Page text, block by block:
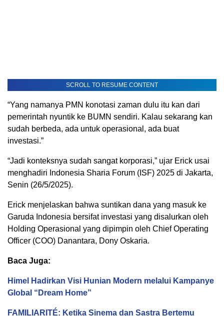
SCROLL TO RESUME CONTENT
“Yang namanya PMN konotasi zaman dulu itu kan dari
pemerintah nyuntik ke BUMN sendiri. Kalau sekarang kan
sudah berbeda, ada untuk operasional, ada buat
investasi.”
“Jadi konteksnya sudah sangat korporasi,” ujar Erick usai
menghadiri Indonesia Sharia Forum (ISF) 2025 di Jakarta,
Senin (26/5/2025).
Erick menjelaskan bahwa suntikan dana yang masuk ke
Garuda Indonesia bersifat investasi yang disalurkan oleh
Holding Operasional yang dipimpin oleh Chief Operating
Officer (COO) Danantara, Dony Oskaria.
Baca Juga:
Himel Hadirkan Visi Hunian Modern melalui Kampanye
Global “Dream Home”
FAMILIARITÉ: Ketika Sinema dan Sastra Bertemu